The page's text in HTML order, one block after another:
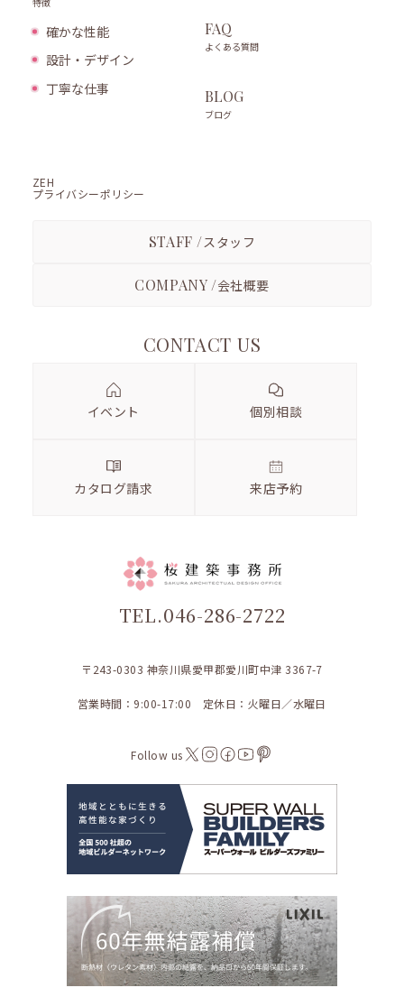
確かな性能
設計・デザイン
丁寧な仕事
FAQ
よくある質問
BLOG
ブログ
ZEH
プライバシーポリシー
STAFF /スタッフ
COMPANY /会社概要
CONTACT US
イベント 個別相談
カタログ請求 来店予約
TEL.046-286-2722
〒243-0303 神奈川県愛甲郡愛川町中津 3367-7
営業時間：9:00-17:00 定休日：火曜日／水曜日
Follow us